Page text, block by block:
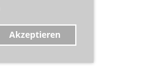
Akzeptieren